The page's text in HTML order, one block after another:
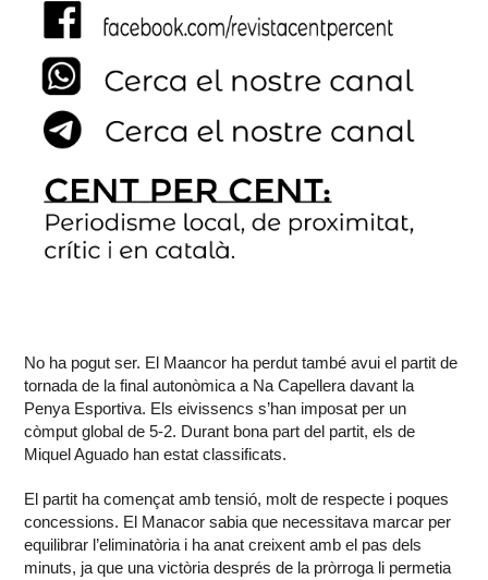
No ha pogut ser. El Maancor ha perdut també avui el partit de
tornada de la final autonòmica a Na Capellera davant la
Penya Esportiva. Els eivissencs s’han imposat per un
còmput global de 5-2. Durant bona part del partit, els de
Miquel Aguado han estat classificats.
El partit ha començat amb tensió, molt de respecte i poques
concessions. El Manacor sabia que necessitava marcar per
equilibrar l’eliminatòria i ha anat creixent amb el pas dels
minuts, ja que una victòria després de la pròrroga li permetia